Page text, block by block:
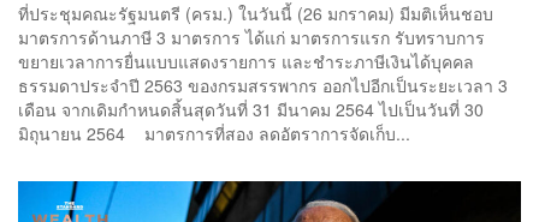
ที่ประชุมคณะรัฐมนตรี (ครม.) ในวันนี้ (26 มกราคม) มีมติเห็นชอบ
มาตรการด้านภาษี 3 มาตรการ ได้แก่ มาตรการแรก รับทราบการ
ขยายเวลาการยื่นแบบแสดงรายการ และชำระภาษีเงินได้บุคคล
ธรรมดาประจำปี 2563 ของกรมสรรพากร ออกไปอีกเป็นระยะเวลา 3
เดือน จากเดิมกำหนดสิ้นสุดวันที่ 31 มีนาคม 2564 ไปเป็นวันที่ 30
มิถุนายน 2564 มาตรการที่สอง ลดอัตราการจัดเก็บ...